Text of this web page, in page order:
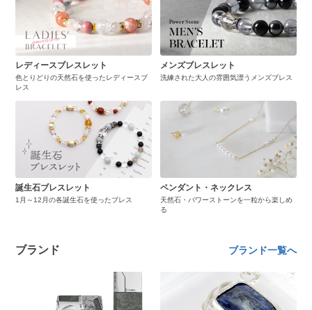
レディースブレスレット
色とりどりの天然石を使ったレディースブ
レス
メンズブレスレット
洗練された大人の雰囲気漂うメンズブレス
誕生石ブレスレット
1月～12月の各誕生石を使ったブレス
ペンダント・ネックレス
天然石・パワーストーンを一粒から楽しめ
る
ブランド ブランド一覧へ